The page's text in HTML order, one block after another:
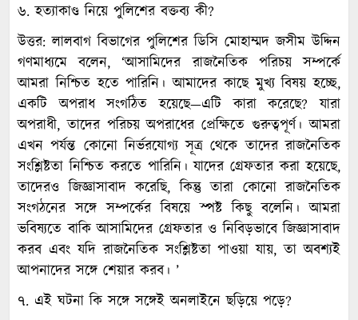
৬. হত্যাকাণ্ড নিয়ে পুলিশের বক্তব্য কী?
উত্তর: লালবাগ বিভাগের পুলিশের ডিসি মোহাম্মদ জসীম উদ্দিন
গণমাধ্যমে বলেন, ‘আসামিদের রাজনৈতিক পরিচয় সম্পর্কে
আমরা নিশ্চিত হতে পারিনি। আমাদের কাছে মুখ্য বিষয় হচ্ছে,
একটি অপরাধ সংগঠিত হয়েছে—এটি কারা করেছে? যারা
অপরাধী, তাদের পরিচয় অপরাধের প্রেক্ষিতে গুরুত্বপূর্ণ। আমরা
এখন পর্যন্ত কোনো নির্ভরযোগ্য সূত্র থেকে তাদের রাজনৈতিক
সংশ্লিষ্টতা নিশ্চিত করতে পারিনি। যাদের গ্রেফতার করা হয়েছে,
তাদেরও জিজ্ঞাসাবাদ করেছি, কিন্তু তারা কোনো রাজনৈতিক
সংগঠনের সঙ্গে সম্পর্কের বিষয়ে স্পষ্ট কিছু বলেনি। আমরা
ভবিষ্যতে বাকি আসামিদের গ্রেফতার ও নিবিড়ভাবে জিজ্ঞাসাবাদ
করব এবং যদি রাজনৈতিক সংশ্লিষ্টতা পাওয়া যায়, তা অবশ্যই
আপনাদের সঙ্গে শেয়ার করব। ’
৭. এই ঘটনা কি সঙ্গে সঙ্গেই অনলাইনে ছড়িয়ে পড়ে?